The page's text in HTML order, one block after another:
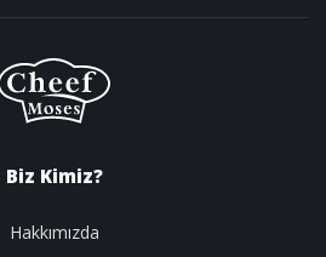
Biz Kimiz?
Hakkımızda